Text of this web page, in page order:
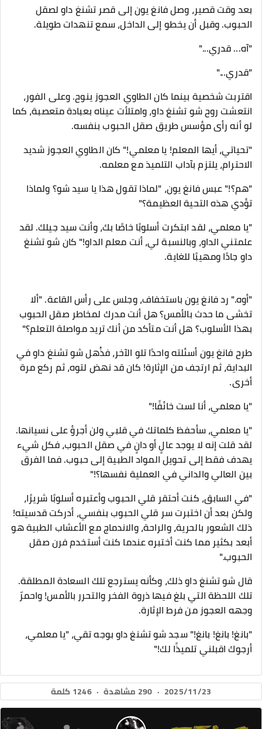
بعد وقت قصير، وصل فانغ يون إلى قصر تشنغ داو لصقل
الحبوب. وقبل أن يخطو إلى الداخل، سمع تنهدات طويلة.
"آه... قدري..."
"قدري..."
اقتربت شخصية بينما كان الطاوي العجوز ينوح. وعلى الفور،
انتعشت روح شو تشنغ داو، وامتلأت عيناه بعبادة متعصبة، كما
لو أنه رأى مؤسس طريق صقل الحبوب بنفسه.
"تحياتي، أيها المعلم! يا معلمي!" كان الطاوي العجوز شديد
الاحترام، يلتزم بآداب التلميذ مع معلمه.
"هم؟!" عبس فانغ يون، "لماذا تقول هذا يا سيد شو؟ ولماذا
تؤدي هذه التحية العظيمة؟"
"يا معلمي، لقد ابتكرت أسلوبًا خاصًا بك، وأنت سيد جيلك. لقد
علمتني الداو، وبالنسبة لي، أنت معلم الداو!" كان شو تشنغ
داو جادًا ومهيبًا للغاية.
"أوه." رد فانغ يون باستخفاف، وجلس على رأس القاعة. "ألا
تخشى ما حدث بالأمس؟ هل أنت مدرك لمخاطر صقل الحبوب
بهذا الأسلوب؟ هل أنت متأكد من أنك تريد مواصلة التعلم؟"
طرح فانغ يون أسئلته واحدًا تلو الآخر، فذُهل شو تشنغ داو في
البداية، ثم ارتجف من الإثارة! كان قد نهض لتوه، ثم ركع مرة
أخرى.
"يا معلمي، أنا لست خائفًا!"
"يا معلمي، سأحفظ كلماتك في قلبي ولن أجرؤ على نسيانها.
لقد قلت إنه لا يوجد عالٍ أو دانٍ في صقل الحبوب، فكل شيء
يهدف فقط إلى تحويل المواد الطبية إلى حبوب. فما الفرق
بين العالي والداني في العملية نفسها؟!"
"في السابق، كنت أحتقر قلي الحبوب وأعتبره أسلوبًا شريرًا،
ولكن بعد أن اختبرت سر قلي الحبوب بنفسي، أدركت قدسيته!
ذلك الشعور بالحرية، والراحة، والاندماج مع الأعشاب الطبية هو
أبعد بكثير مما كنت أختبره عندما كنت أستخدم فرن صقل
الحبوب."
قال شو تشنغ داو ذلك، وكأنه يسترجع تلك السعادة المطلقة.
تلك اللحظة التي بلغ فيها ذروة الفخر والتحرر بالأمس! واحمرّ
وجهه العجوز من فرط الإثارة.
"بانغ! بانغ! بانغ!" سجد شو تشنغ داو بوجه تقي، "يا معلمي،
أرجوك اقبلني تلميذًا لك!"
2025/11/23
· 290 مشاهدة · 1246 كلمة